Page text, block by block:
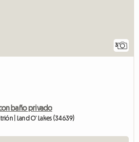
3
baño privado
| Land O' Lakes (34639)